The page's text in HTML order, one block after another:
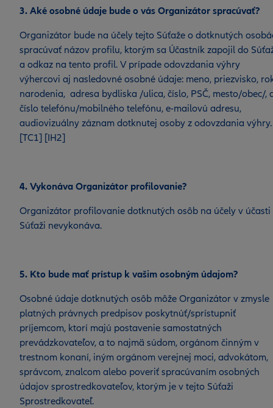
3. Aké osobné údaje bude o vás Organizátor spracúvať?
Organizátor bude na účely tejto Súťaže o dotknutých
spracúvať názov profilu, ktorým sa Účastník zapojil do
a odkaz na tento profil. V prípade odovzdania výhry
výhercovi aj nasledovné osobné údaje: meno, priezvisko,
narodenia, adresa bydliska /ulica, číslo, PSČ, mesto/obec/,
číslo telefónu/mobilného telefónu, e-mailovú adresu,
audiovizuálny záznam dotknutej osoby z odovzdania výhry.
[TC1] [IH2]
4. Vykonáva Organizátor profilovanie?
Organizátor profilovanie dotknutých osôb na účely v účasti
Súťaži nevykonáva.
5. Kto bude mať prístup k vašim osobným údajom?
Osobné údaje dotknutých osôb môže Organizátor v zmysle
platných právnych predpisov poskytnúť/sprístupniť
príjemcom, ktorí majú postavenie samostatných
prevádzkovateľov, a to najmä súdom, orgánom činným v
trestnom konaní, iným orgánom verejnej moci, advokátom,
správcom, znalcom alebo poveriť spracúvaním osobných
údajov sprostredkovateľov, ktorým je v tejto Súťaži
Sprostredkovateľ.